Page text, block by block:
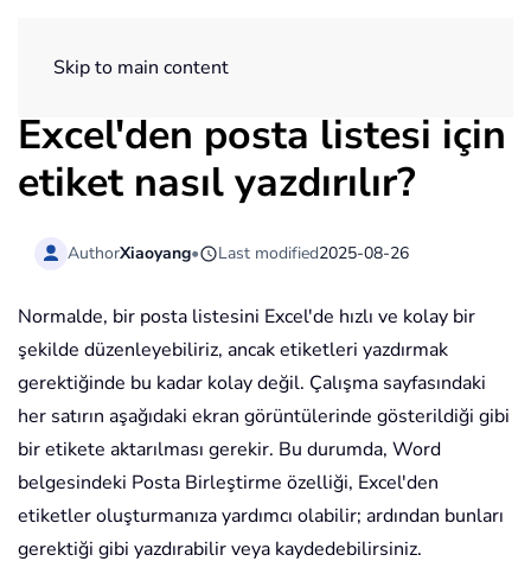
Skip to main content
Excel'den posta listesi için
etiket nasıl yazdırılır?
AuthorXiaoyang• Last modified2025-08-26
Normalde, bir posta listesini Excel'de hızlı ve kolay bir
şekilde düzenleyebiliriz, ancak etiketleri yazdırmak
gerektiğinde bu kadar kolay değil. Çalışma sayfasındaki
her satırın aşağıdaki ekran görüntülerinde gösterildiği gibi
bir etikete aktarılması gerekir. Bu durumda, Word
belgesindeki Posta Birleştirme özelliği, Excel'den
etiketler oluşturmanıza yardımcı olabilir; ardından bunları
gerektiği gibi yazdırabilir veya kaydedebilirsiniz.